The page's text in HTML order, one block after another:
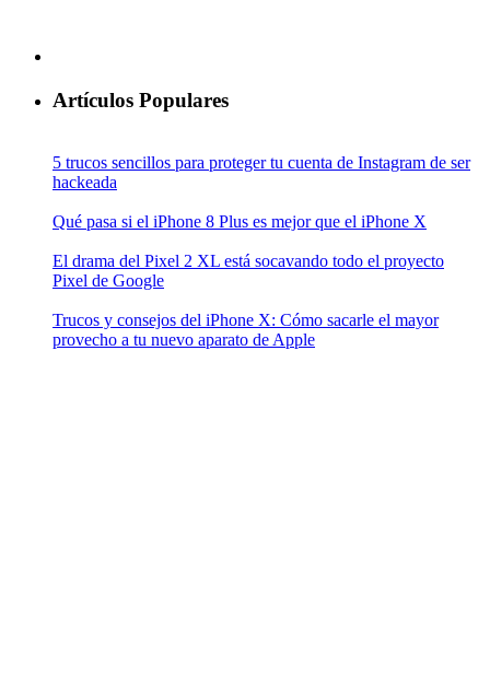
Artículos Populares
5 trucos sencillos para proteger tu cuenta de Instagram de ser
hackeada
Qué pasa si el iPhone 8 Plus es mejor que el iPhone X
El drama del Pixel 2 XL está socavando todo el proyecto
Pixel de Google
Trucos y consejos del iPhone X: Cómo sacarle el mayor
provecho a tu nuevo aparato de Apple